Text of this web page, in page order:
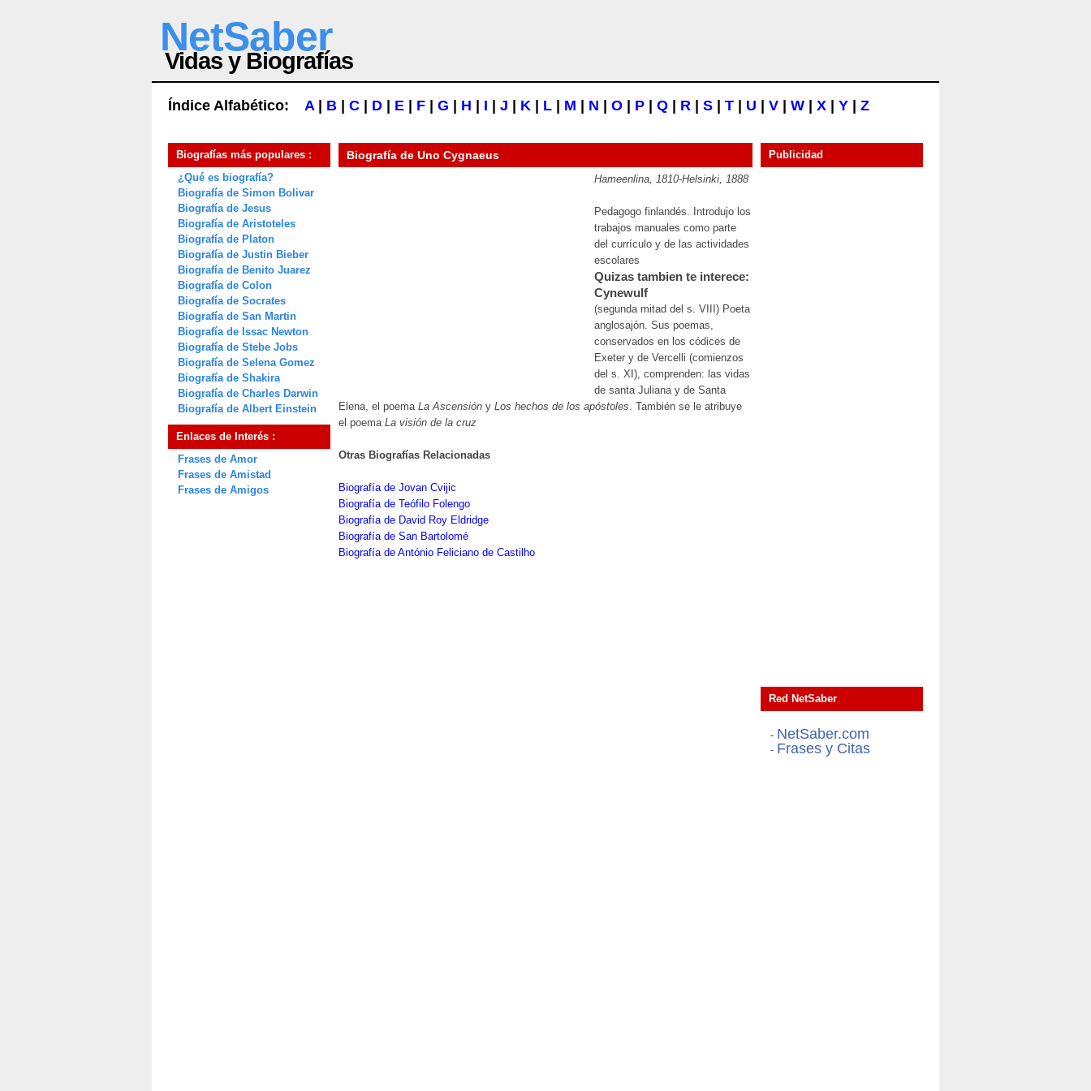
NetSaber
Vidas y Biografías
Índice Alfabético: A| B C D E F G H I J K L M N O P Q R S T U V W X Y Z
Biografías más populares :
¿Qué es biografía?
Biografía de Simon Bolivar
Biografía de Jesus
Biografía de Aristoteles
Biografía de Platon
Biografía de Justin Bieber
Biografía de Benito Juarez
Biografía de Colon
Biografía de Socrates
Biografía de San Martin
Biografía de Issac Newton
Biografía de Stebe Jobs
Biografía de Selena Gomez
Biografía de Shakira
Biografía de Charles Darwin
Biografía de Albert Einstein
Enlaces de Interés :
Frases de Amor
Frases de Amistad
Frases de Amigos
Biografía de Uno Cygnaeus
Hameenlina, 1810-Helsinki, 1888
Pedagogo finlandés. Introdujo los
trabajos manuales como parte
del currículo y de las actividades
escolares
Quizas tambien te interece:
Cynewulf
(segunda mitad del s. VIII) Poeta
anglosajón. Sus poemas,
conservados en los códices de
Exeter y de Vercelli (comienzos
del s. XI), comprenden: las vidas
de santa Juliana y de Santa
Elena, el poema La Ascensión y Los hechos de los apóstoles. También se le atribuye
el poema La visión de la cruz
Otras Biografías Relacionadas
Biografía de Jovan Cvijic
Biografía de Teófilo Folengo
Biografía de David Roy Eldridge
Biografía de San Bartolomé
Biografía de António Feliciano de Castilho
Publicidad
Red NetSaber
- NetSaber.com
- Frases y Citas